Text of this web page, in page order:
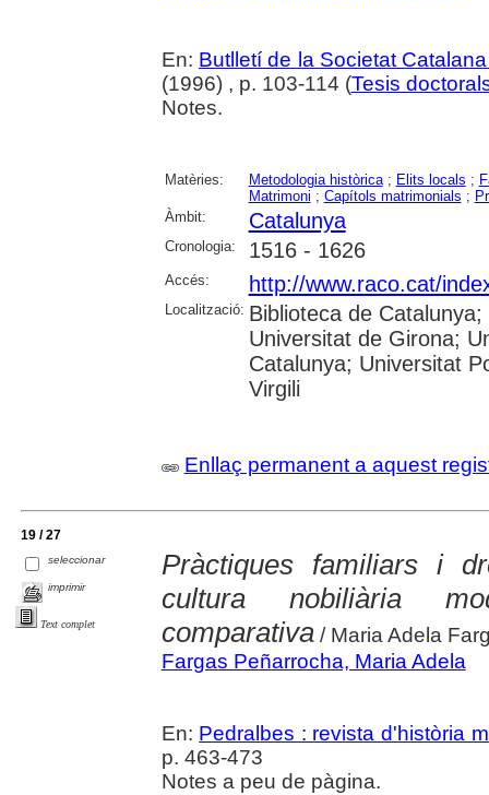
En: Butlletí de la Societat
(1996) , p. 103-114 (Tesis
Notes.
Matèries: Metodologia històrica; Elits locals ;
Matrimoni ; Capítols matrimonials ;
Àmbit:
Catalunya
Cronologia: 1516 - 1626
Accés: http://www.raco.cat/
Localització: Biblioteca de
Universitat de Girona;
Catalunya; Universitat
Virgili
Enllaç permanent a aquest
19 / 27
seleccionar
imprimir
Text complet
Pràctiques familiars i
cultura nobiliària
comparativa/ Maria Adela
Fargas Peñarrocha, Maria Adela
En: Pedralbes : revista d'història
p. 463-473
Notes a peu de pàgina.